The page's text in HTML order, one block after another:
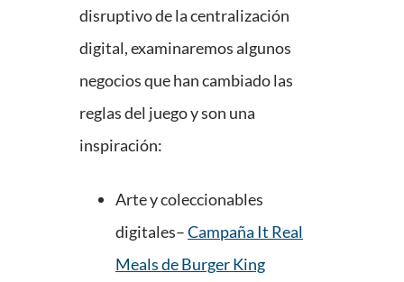
disruptivo de la centralización
digital, examinaremos algunos
negocios que han cambiado las
reglas del juego y son una
inspiración:
Arte y coleccionables
digitales–Campaña It Real
Meals de Burger King